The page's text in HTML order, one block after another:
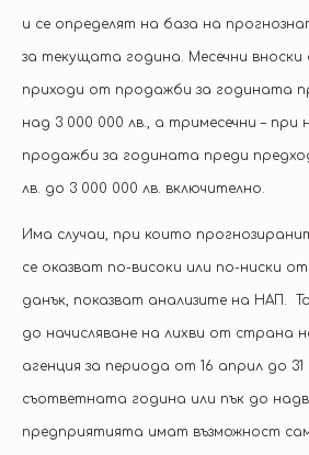
и се определят на база на
за текущата година. Месечни вноски
приходи от продажби за годината
над 3 000 000 лв., а тримесечни –
продажби за годината преди
лв. до 3 000 000 лв. включително.
Има случаи, при които
се оказват по-високи или по-ниски
данък, показват анализите на НАП.
до начисляване на лихви от страна
агенция за периода от 16 април до 31
съответната година или пък до
предприятията имат възможност